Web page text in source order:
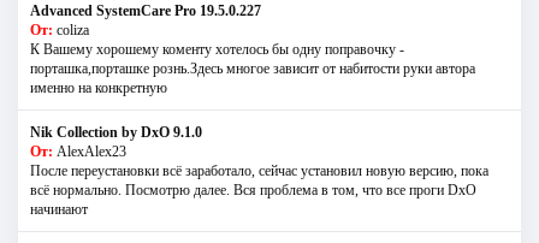
Advanced SystemCare Pro 19.5.0.227
От: coliza
К Вашему хорошему коменту хотелось бы одну поправочку -
порташка,порташке рознь.Здесь многое зависит от набитости руки автора
именно на конкретную
Nik Collection by DxO 9.1.0
От: AlexAlex23
После переустановки всё заработало, сейчас установил новую версию, пока
всё нормально. Посмотрю далее. Вся проблема в том, что все проги DxO
начинают